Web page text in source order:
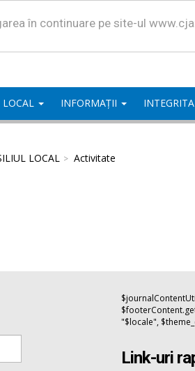
în continuare pe site-ul
INFORMAȚII
LOCAL Activitate
"$locale",
Link-uri